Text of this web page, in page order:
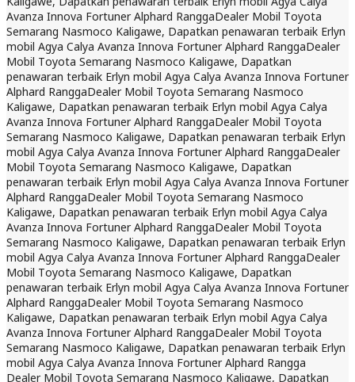
Avanza Innova Fortuner Alphard RanggaDealer Mobil Toyota
Semarang Nasmoco Kaligawe, Dapatkan penawaran terbaik Erlyn
mobil Agya Calya Avanza Innova Fortuner Alphard RanggaDealer
Mobil Toyota Semarang Nasmoco Kaligawe, Dapatkan
penawaran terbaik Erlyn mobil Agya Calya Avanza Innova Fortuner
Alphard RanggaDealer Mobil Toyota Semarang Nasmoco
Kaligawe, Dapatkan penawaran terbaik Erlyn mobil Agya Calya
Avanza Innova Fortuner Alphard RanggaDealer Mobil Toyota
Semarang Nasmoco Kaligawe, Dapatkan penawaran terbaik Erlyn
mobil Agya Calya Avanza Innova Fortuner Alphard RanggaDealer
Mobil Toyota Semarang Nasmoco Kaligawe, Dapatkan
penawaran terbaik Erlyn mobil Agya Calya Avanza Innova Fortuner
Alphard RanggaDealer Mobil Toyota Semarang Nasmoco
Kaligawe, Dapatkan penawaran terbaik Erlyn mobil Agya Calya
Avanza Innova Fortuner Alphard RanggaDealer Mobil Toyota
Semarang Nasmoco Kaligawe, Dapatkan penawaran terbaik Erlyn
mobil Agya Calya Avanza Innova Fortuner Alphard RanggaDealer
Mobil Toyota Semarang Nasmoco Kaligawe, Dapatkan
penawaran terbaik Erlyn mobil Agya Calya Avanza Innova Fortuner
Alphard RanggaDealer Mobil Toyota Semarang Nasmoco
Kaligawe, Dapatkan penawaran terbaik Erlyn mobil Agya Calya
Avanza Innova Fortuner Alphard RanggaDealer Mobil Toyota
Semarang Nasmoco Kaligawe, Dapatkan penawaran terbaik Erlyn
mobil Agya Calya Avanza Innova Fortuner Alphard Rangga
Dealer Mobil Toyota Semarang Nasmoco Kaligawe, Dapatkan